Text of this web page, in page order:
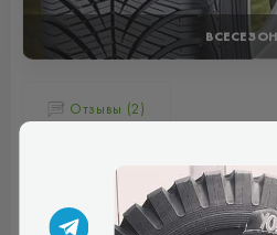
Отзывы (2)
Ще ранньою весною придбав
Дженерала на Форд Кугу. На